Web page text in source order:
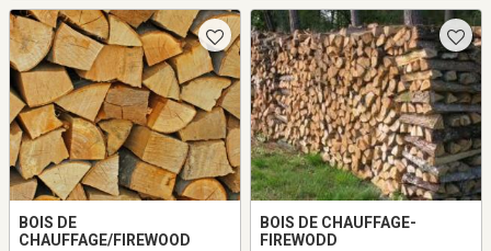
BOIS DE
CHAUFFAGE/FIREWOOD
BOIS DE CHAUFFAGE-
FIREWODD